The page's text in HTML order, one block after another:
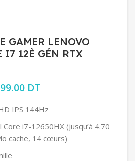
GAMER LENOVO
I7 12È GÉN RTX
initial était : 3,099.00 DT.
DT
IPS 144Hz
i7-12650HX (jusqu’à 4.70
cache, 14 cœurs)